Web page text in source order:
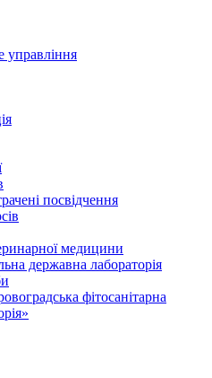
посвідчення
медицини
державна лабораторія
фітосанітарна